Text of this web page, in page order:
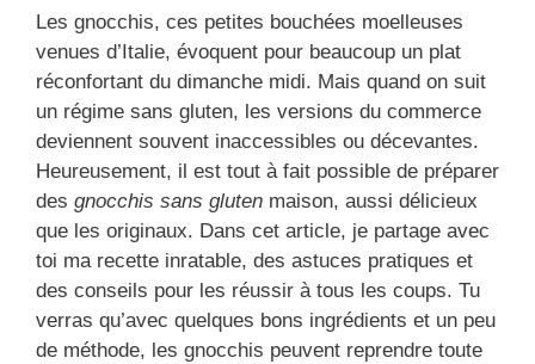
Les gnocchis, ces petites bouchées moelleuses
venues d’Italie, évoquent pour beaucoup un plat
réconfortant du dimanche midi. Mais quand on suit
un régime sans gluten, les versions du commerce
deviennent souvent inaccessibles ou décevantes.
Heureusement, il est tout à fait possible de préparer
des gnocchis sans gluten maison, aussi délicieux
que les originaux. Dans cet article, je partage avec
toi ma recette inratable, des astuces pratiques et
des conseils pour les réussir à tous les coups. Tu
verras qu’avec quelques bons ingrédients et un peu
de méthode, les gnocchis peuvent reprendre toute